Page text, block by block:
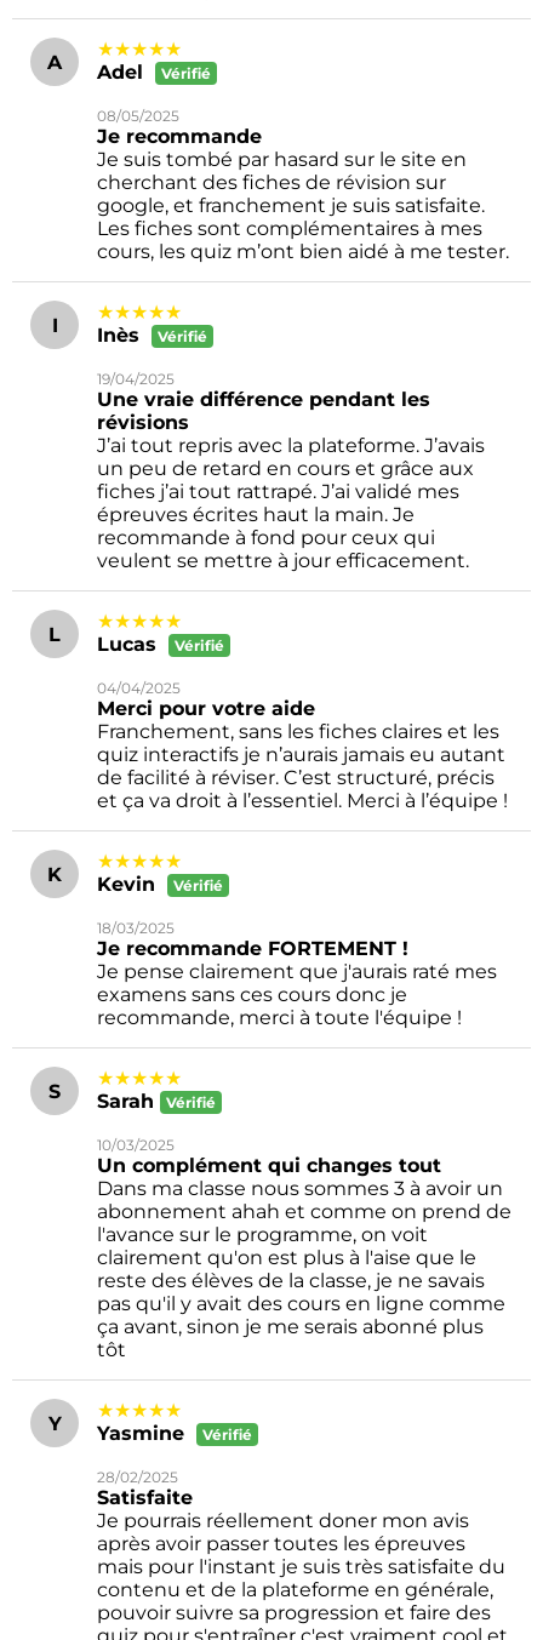
A
★★★★★
Adel
Vérifié
08/05/2025
Je recommande
Je suis tombé par hasard sur le site en
cherchant des fiches de révision sur
google, et franchement je suis satisfaite.
Les fiches sont complémentaires à mes
cours, les quiz m’ont bien aidé à me tester.
I
★★★★★
Inès
Vérifié
19/04/2025
Une vraie différence pendant les
révisions
J’ai tout repris avec la plateforme. J’avais
un peu de retard en cours et grâce aux
fiches j’ai tout rattrapé. J’ai validé mes
épreuves écrites haut la main. Je
recommande à fond pour ceux qui
veulent se mettre à jour efficacement.
L
★★★★★
Lucas
Vérifié
04/04/2025
Merci pour votre aide
Franchement, sans les fiches claires et les
quiz interactifs je n’aurais jamais eu autant
de facilité à réviser. C’est structuré, précis
et ça va droit à l’essentiel. Merci à l’équipe !
K
★★★★★
Kevin
Vérifié
18/03/2025
Je recommande FORTEMENT !
Je pense clairement que j'aurais raté mes
examens sans ces cours donc je
recommande, merci à toute l'équipe !
S
★★★★★
Sarah
Vérifié
10/03/2025
Un complément qui changes tout
Dans ma classe nous sommes 3 à avoir un
abonnement ahah et comme on prend de
l'avance sur le programme, on voit
clairement qu'on est plus à l'aise que le
reste des élèves de la classe, je ne savais
pas qu'il y avait des cours en ligne comme
ça avant, sinon je me serais abonné plus
tôt
Y
★★★★★
Yasmine
Vérifié
28/02/2025
Satisfaite
Je pourrais réellement doner mon avis
après avoir passer toutes les épreuves
mais pour l'instant je suis très satisfaite du
contenu et de la plateforme en générale,
pouvoir suivre sa progression et faire des